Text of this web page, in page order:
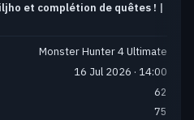
et complétion de quêtes ! |
Monster Hunter 4 Ultimate
16 Jul 2026 · 14:00
62
75